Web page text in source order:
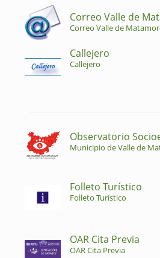
Correo Valle de
Correo Valle de
Callejero
Callejero
Observatorio
Municipio de Valle de
Folleto Turístico
Folleto Turístico
OAR Cita Previa
OAR Cita Previa